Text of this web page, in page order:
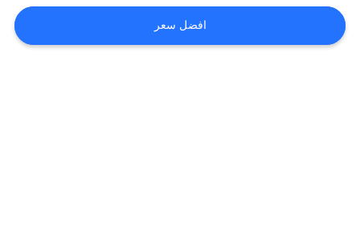
خريطة
الموقع
افضل سعر